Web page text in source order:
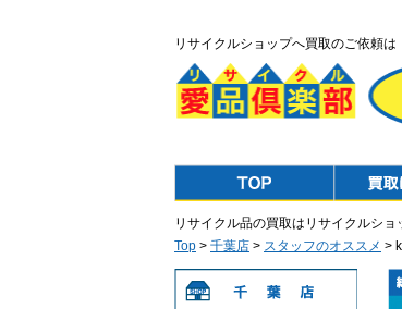
リサイクルショップへ買取のご依頼は
リサイクル品の買取はリサイクルショ
Top > 千葉店 > スタッフのオススメ >